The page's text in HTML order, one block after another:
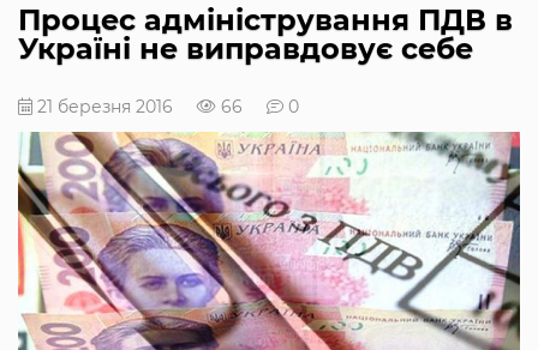
Процес адміністрування ПДВ в
Україні не виправдовує себе
21 березня 2016 66 0